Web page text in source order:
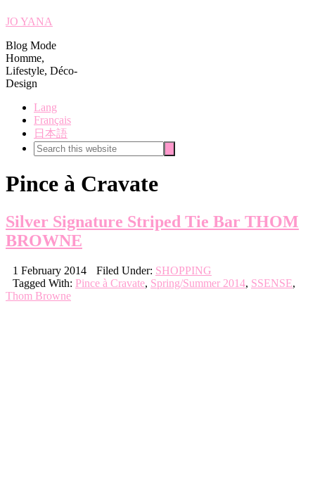
JO YANA
Blog Mode
Homme,
Lifestyle, Déco-
Design
Lang
Français
日本語
Search
this
Pince à Cravate
Silver Signature Striped Tie Bar THOM
BROWNE
1 February 2014 Filed Under: SHOPPING
Tagged With: Pince à Cravate, Spring/Summer 2014, SSENSE,
Thom Browne